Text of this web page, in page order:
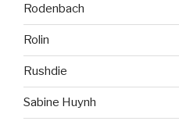
Rodenbach
Rolin
Rushdie
Sabine Huynh